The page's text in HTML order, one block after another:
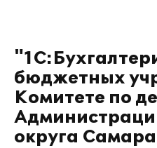
бюджетных
Комитете по
округа Самара